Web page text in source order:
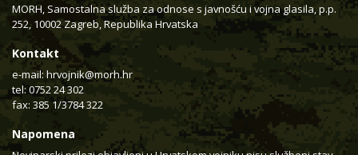
MORH, Samostalna služba za odnose s javnošću i vojna glasila, p.p.
252, 10002 Zagreb, Republika Hrvatska
Kontakt
e-mail: hrvojnik@morh.hr
tel: 0752 24 302
fax: 385 1/3784 322
Napomena